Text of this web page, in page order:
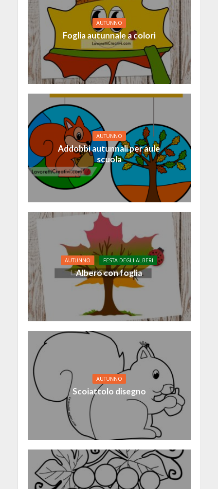
AUTUNNO
Foglia autunnale a colori
AUTUNNO
Addobbi autunnali per aule
scuola
AUTUNNO FESTA DEGLI ALBERI
Albero con foglia
AUTUNNO
Scoiattolo disegno